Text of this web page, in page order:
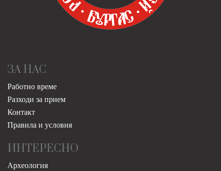
ЗА НАС
Работно време
Разходи за прием
Контакт
Правила и условия
ИНТЕРЕСНО
Археология